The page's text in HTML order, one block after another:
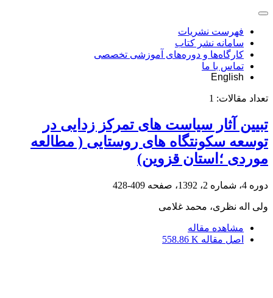
فهرست نشریات
سامانه نشر کتاب
کارگاه‌ها و دوره‌های آموزشی تخصصی
تماس با ما
English
تعداد مقالات: 1
تبیین آثار سیاست های تمرکز زدایی در
توسعه سکونتگاه های روستایی ( مطالعه
موردی ؛استان قزوین)
دوره 4، شماره 2، 1392، صفحه 409-428
ولی اله نظری، محمد غلامی
مشاهده مقاله
اصل مقاله 558.86 K